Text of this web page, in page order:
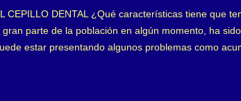
CEPILLO DENTAL ¿Qué características tiene que
parte de la población en algún momento, ha
estar presentando algunos problemas como
en el mercado tantas marcas y cepillos dentales,